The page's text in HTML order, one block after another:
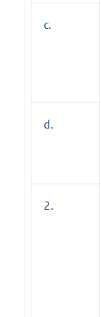
c.
d.
2.